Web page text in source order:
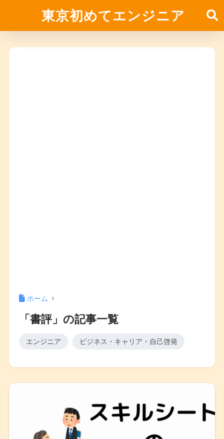
東京初めてエンジニア
ホーム
「書評」の記事一覧
エンジニア ビジネス・キャリア・自己啓発